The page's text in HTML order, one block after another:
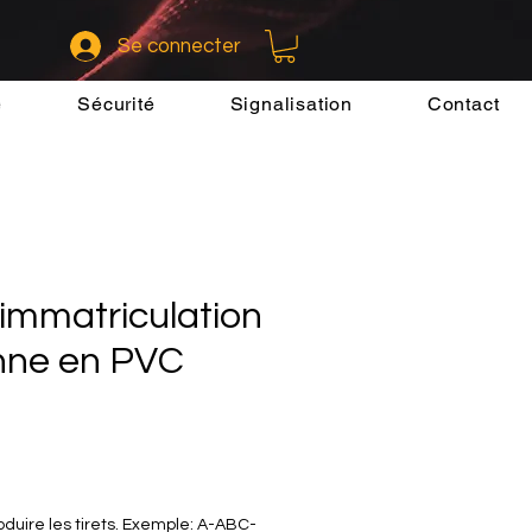
Se connecter
Sécurité Signalisation Contact
en PVC
les tirets. Exemple: A-ABC-